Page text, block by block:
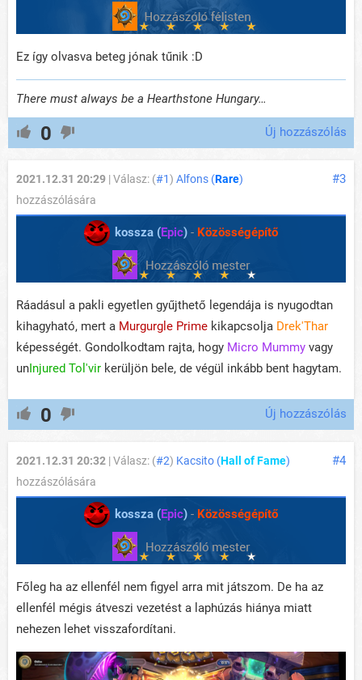
Ez így olvasva beteg jónak tűnik :D
There must always be a Hearthstone Hungary…
0 Új hozzászólás
#3
2021.12.31 20:29 | Válasz: (#1) Alfons (Rare)
hozzászólására
kossza (Epic) - Közösségépítő
Ráadásul a pakli egyetlen gyűjthető legendája is nyugodtan
kihagyható, mert a Murgurgle Prime kikapcsolja Drek'Thar
képességét. Gondolkodtam rajta, hogy Micro Mummy vagy
unInjured Tol'vir kerüljön bele, de végül inkább bent hagytam.
0 Új hozzászólás
#4
2021.12.31 20:32 | Válasz: (#2) Kacsito (Hall of Fame)
hozzászólására
kossza (Epic) - Közösségépítő
Főleg ha az ellenfél nem figyel arra mit játszom. De ha az
ellenfél mégis átveszi vezetést a laphúzás hiánya miatt
nehezen lehet visszafordítani.